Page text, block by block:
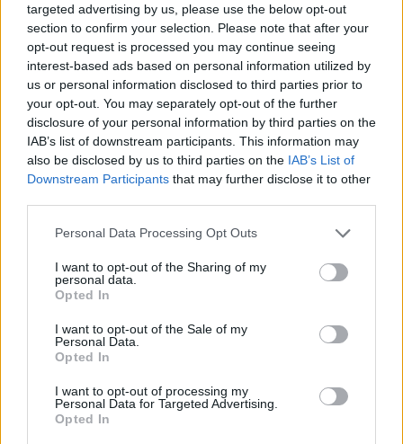
targeted advertising by us, please use the below opt-out
section to confirm your selection. Please note that after your
opt-out request is processed you may continue seeing
interest-based ads based on personal information utilized by
us or personal information disclosed to third parties prior to
your opt-out. You may separately opt-out of the further
disclosure of your personal information by third parties on the
IAB’s list of downstream participants. This information may
also be disclosed by us to third parties on the IAB’s List of
Downstream Participants that may further disclose it to other
Please note that this website/app uses one or more Google
not limited to your visit or usage behaviour. You may click to
grant or deny consent to Google and its third-party tags to
use your data for below specified purposes in below Google
consent section.
Personal Data Processing Opt Outs
I want to opt-out of the Sharing of my
personal data.
Opted In
I want to opt-out of the Sale of my
Personal Data.
Opted In
I want to opt-out of processing my
Personal Data for Targeted Advertising.
Opted In
„Jó látni, hogy közel az álom” – Camara az F1-es
pletykákról
1 napja
MotoGP: Bezzecchi közel egy másodpercet javított a